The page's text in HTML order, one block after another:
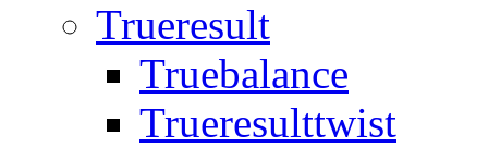
Trueresult
Truebalance
Trueresulttwist